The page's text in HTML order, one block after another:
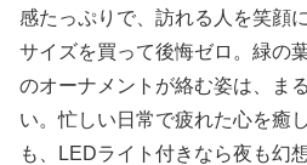
感たっぷりで、訪れる人を笑顔
サイズを買って後悔ゼロ。緑の
のオーナメントが絡む姿は、ま
い。忙しい日常で疲れた心を癒
も、LEDライト付きなら夜も幻